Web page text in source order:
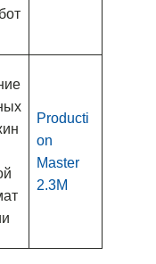
Producti
on
Master
2.3M